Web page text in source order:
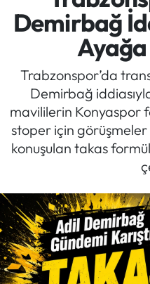
Demirbağ
Ayağa
Trabzonspor’da
Demirbağ
mavililerin Konyaspor
stoper için
konuşulan takas
Kültür/Sanat
Politika
Politik Kulis
Dünya
Mektup Galeri
Röportaj
Manşet
Süper Lig Puan
Tüm Manşetler
Son Dakika
Haber Arşivi